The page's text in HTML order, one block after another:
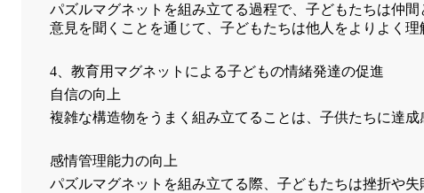
パズルマグネットを組み立てる過程で、子どもたちは仲
意見を聞くことを通じて、子どもたちは他人をよりよく理
4、教育用マグネットによる子どもの情緒発達の促進
自信の向上
複雑な構造物をうまく組み立てることは、子供たちに達
感情管理能力の向上
パズルマグネットを組み立てる際、子どもたちは挫折や